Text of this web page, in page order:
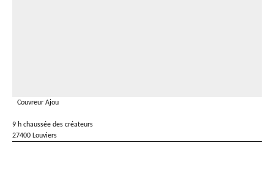
Couvreur Ajou
9 h chaussée des créateurs
27400 Louviers